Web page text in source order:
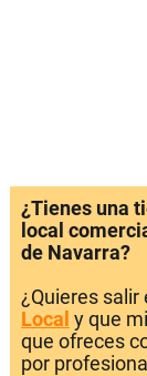
¿Tienes una
local
de Navarra?
¿Quieres salir
Local y que
que ofreces
por